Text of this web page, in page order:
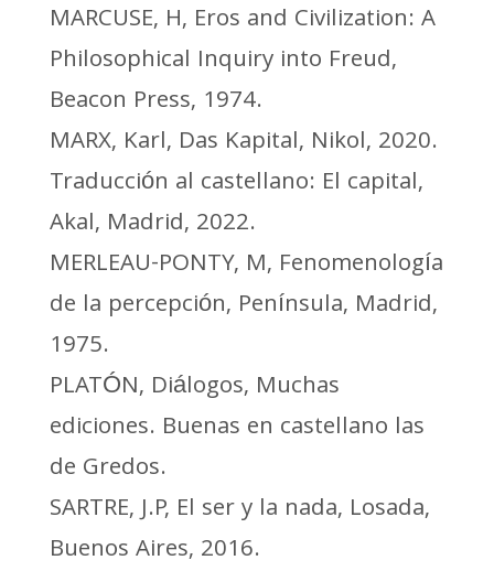
MARCUSE, H, Eros and Civilization: A
Philosophical Inquiry into Freud,
Beacon Press, 1974.
MARX, Karl, Das Kapital, Nikol, 2020.
Traducción al castellano: El capital,
Akal, Madrid, 2022.
MERLEAU-PONTY, M, Fenomenología
de la percepción, Península, Madrid,
1975.
PLATÓN, Diálogos, Muchas
ediciones. Buenas en castellano las
de Gredos.
SARTRE, J.P, El ser y la nada, Losada,
Buenos Aires, 2016.